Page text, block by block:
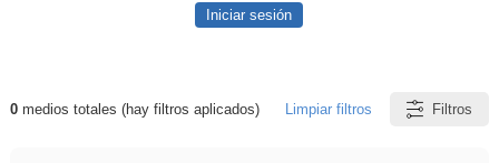
Iniciar sesión
Resultados de: EvAU
0medios totales (hay filtros aplicados) Limpiar filtros Filtros